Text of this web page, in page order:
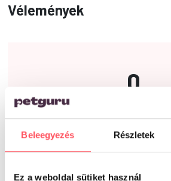
Beleegyezés Részletek
Ez a weboldal sütiket használ
Vélemények
0
0 vélemény alapján